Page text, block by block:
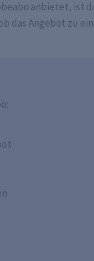
anbietet, ist
das Angebot zu